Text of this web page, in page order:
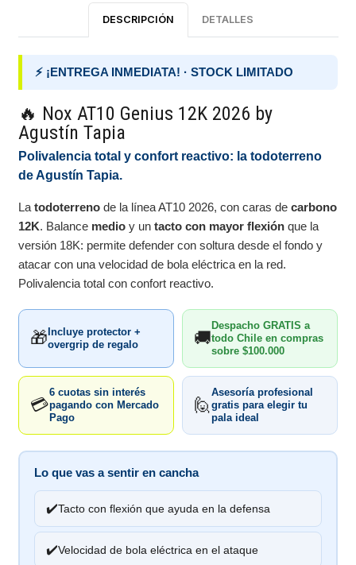
DESCRIPCIÓN DETALLES
⚡ ¡ENTREGA INMEDIATA! · STOCK LIMITADO
🔥 Nox AT10 Genius 12K 2026 by
Agustín Tapia
Polivalencia total y confort reactivo: la todoterreno
de Agustín Tapia.
Latodoterreno de la línea AT10 2026, con caras decarbono
12K. Balance medio y untacto con mayor flexión que la
versión 18K: permite defender con soltura desde el fondo y
atacar con una velocidad de bola eléctrica en la red.
Polivalencia total con confort reactivo.
🎁 Incluye protector +
overgrip de regalo
🚚
Despacho GRATIS a
todo Chile en compras
sobre $100.000
💳
6 cuotas sin interés
pagando con Mercado
Pago
🙋
Asesoría profesional
gratis para elegir tu
pala ideal
Lo que vas a sentir en cancha
✔️Tacto con flexión que ayuda en la defensa
✔️Velocidad de bola eléctrica en el ataque